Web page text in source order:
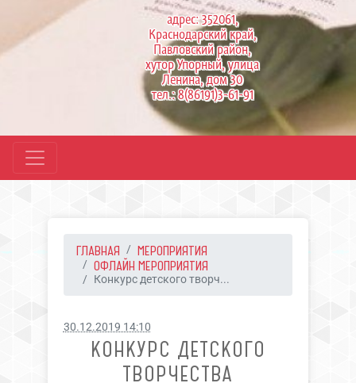
адрес: 352061,
Краснодарский край,
Павловский район,
хутор Упорный, улица
Ленина, дом 30
тел.: 8(86191)3-61-91
ГЛАВНАЯ
МЕРОПРИЯТИЯ
ОФЛАЙН МЕРОПРИЯТИЯ
Конкурс детского творч...
30.12.2019 14:10
КОНКУРС ДЕТСКОГО
ТВОРЧЕСТВА